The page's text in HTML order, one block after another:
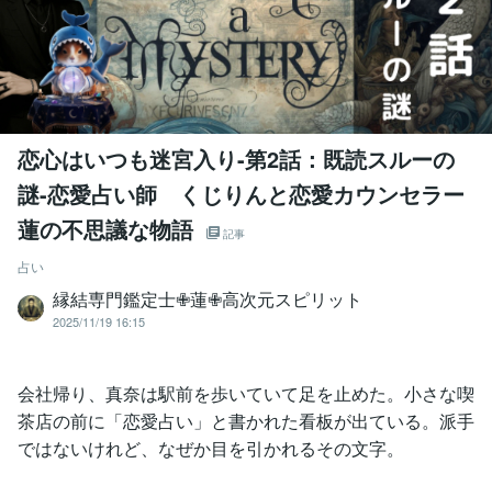
恋心はいつも迷宮入り-第2話：既読スルーの
謎-恋愛占い師 くじりんと恋愛カウンセラー
蓮の不思議な物語
記事
占い
縁結専門鑑定士✙蓮✙高次元スピリット
2025/11/19 16:15
会社帰り、真奈は駅前を歩いていて足を止めた。小さな喫
茶店の前に「恋愛占い」と書かれた看板が出ている。派手
ではないけれど、なぜか目を引かれるその文字。